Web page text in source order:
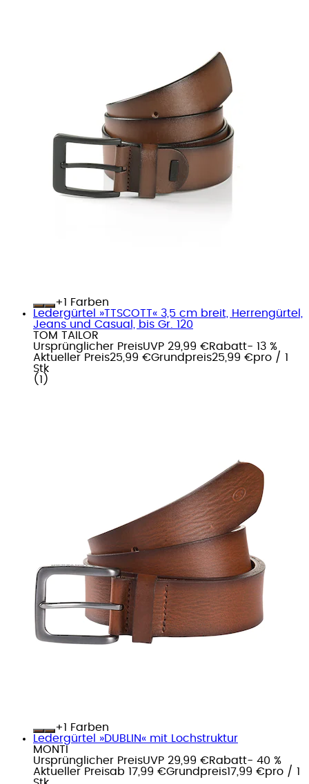
+
Farben
Ledergürtel »TTSCOTT« 3,5 cm breit, Herrengürtel,
Jeans und Casual, bis Gr. 120
TOM TAILOR
Ursprünglicher PreisUVP 29,99 €Rabatt- 13 %
Aktueller Preis25,99 €Grundpreis25,99 €pro / 1
Stk
( 1 )
+
Farben
Ledergürtel »DUBLIN« mit Lochstruktur
MONTI
Ursprünglicher PreisUVP 29,99 €Rabatt- 40 %
Aktueller Preisab 17,99 €Grundpreis17,99 €pro / 1